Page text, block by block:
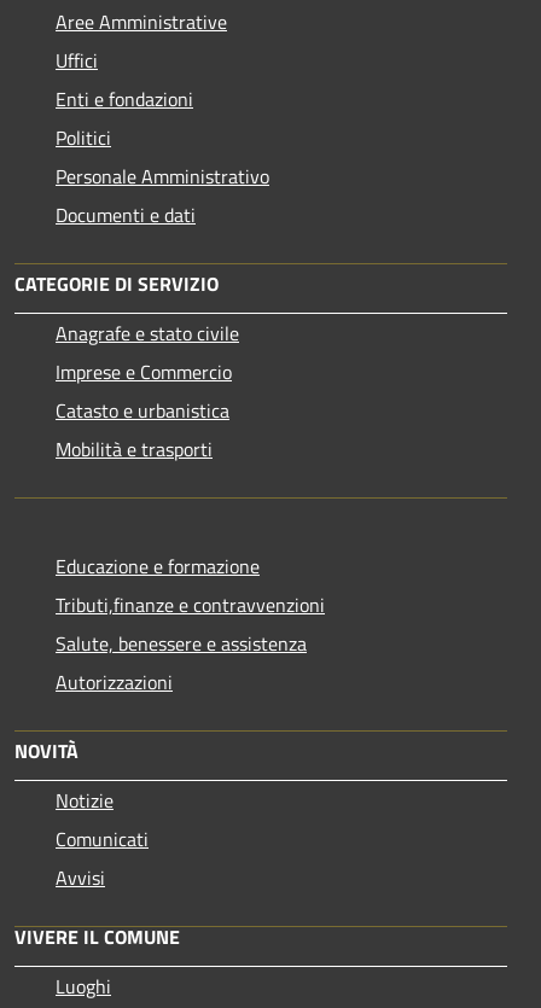
Aree Amministrative
Uffici
Enti e fondazioni
Politici
Personale Amministrativo
Documenti e dati
CATEGORIE DI SERVIZIO
Anagrafe e stato civile
Imprese e Commercio
Catasto e urbanistica
Mobilità e trasporti
Educazione e formazione
Tributi,finanze e contravvenzioni
Salute, benessere e assistenza
Autorizzazioni
NOVITÀ
Notizie
Comunicati
Avvisi
VIVERE IL COMUNE
Luoghi